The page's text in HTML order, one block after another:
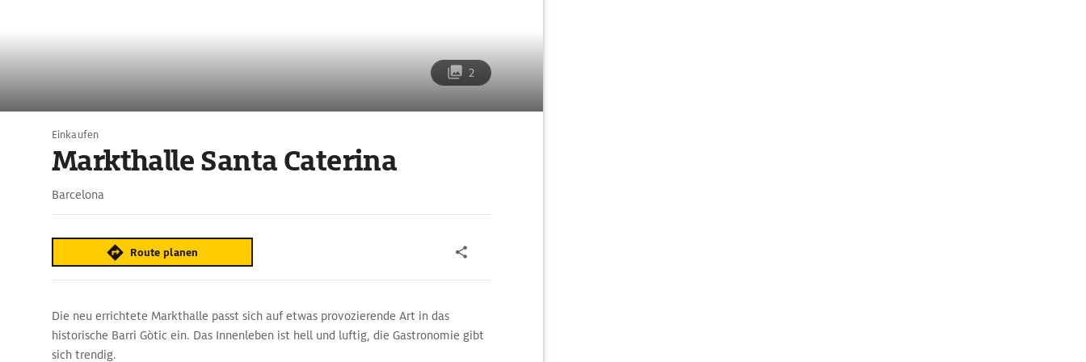
2
Einkaufen
Markthalle Santa Caterina
Barcelona
Route planen
Die neu errichtete Markthalle passt sich auf etwas provozierende Art in das
historische Barri Gòtic ein. Das Innenleben ist hell und luftig, die Gastronomie gibt
sich trendig.